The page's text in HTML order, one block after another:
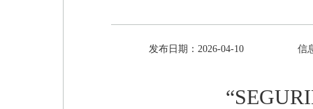
发布日期：2026-04-10 信